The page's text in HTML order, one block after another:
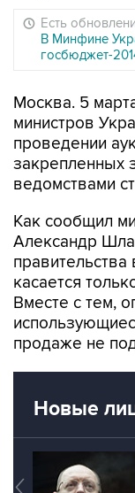
Есть
В Минфине
госбюджет-
Москва. 5
министров
проведении
закрепленных
ведомствами
Как сообщил
Александр
правительства
касается
Вместе с тем,
продаже не
Новые